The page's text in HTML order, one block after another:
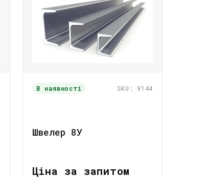
В наявності SKU: 9144
Швелер 8У
Ціна за запитом